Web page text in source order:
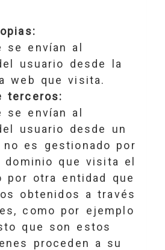
se envían al
usuario desde la
web que visita.
terceros:
se envían al
usuario desde un
no es gestionado por
que visita el
por otra entidad que
obtenidos a través
como por ejemplo
que son estos
proceden a su